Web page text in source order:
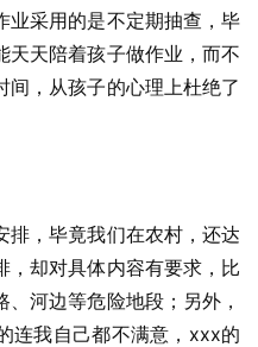
业采用的是不定期抽查，毕
天天陪着孩子做作业，而不
间，从孩子的心理上杜绝了
排，毕竟我们在农村，还达
，却对具体内容有要求，比
河边等危险地段；另外，
连我自己都不满意，xxx的